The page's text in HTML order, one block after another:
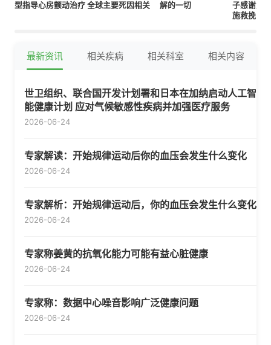
型指导心房颤动治疗 全球主要死因相关
解的一切
子感谢急
施救挽回
最新资讯 相关疾病 相关科室 相关内容
世卫组织、联合国开发计划署和日本在加纳启动人工智
能健康计划 应对气候敏感性疾病并加强医疗服务
2026-06-24
专家解读：开始规律运动后你的血压会发生什么变化
2026-06-24
专家解析：开始规律运动后，你的血压会发生什么变化
2026-06-24
专家称姜黄的抗氧化能力可能有益心脏健康
2026-06-24
专家称：数据中心噪音影响广泛健康问题
2026-06-24